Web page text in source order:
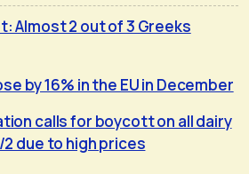
Almost 2 out of 3 Greeks
by 16% in the EU in December
calls for boycott on all dairy
due to high prices